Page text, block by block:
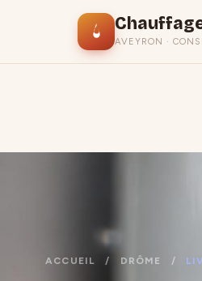
AVEYRON ·
ACCUEIL / DRÔME /